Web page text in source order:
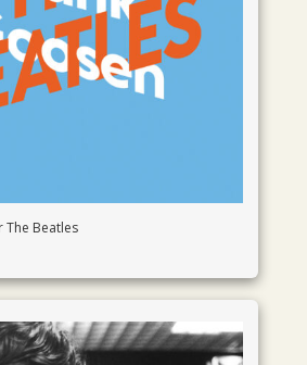
The Beatles